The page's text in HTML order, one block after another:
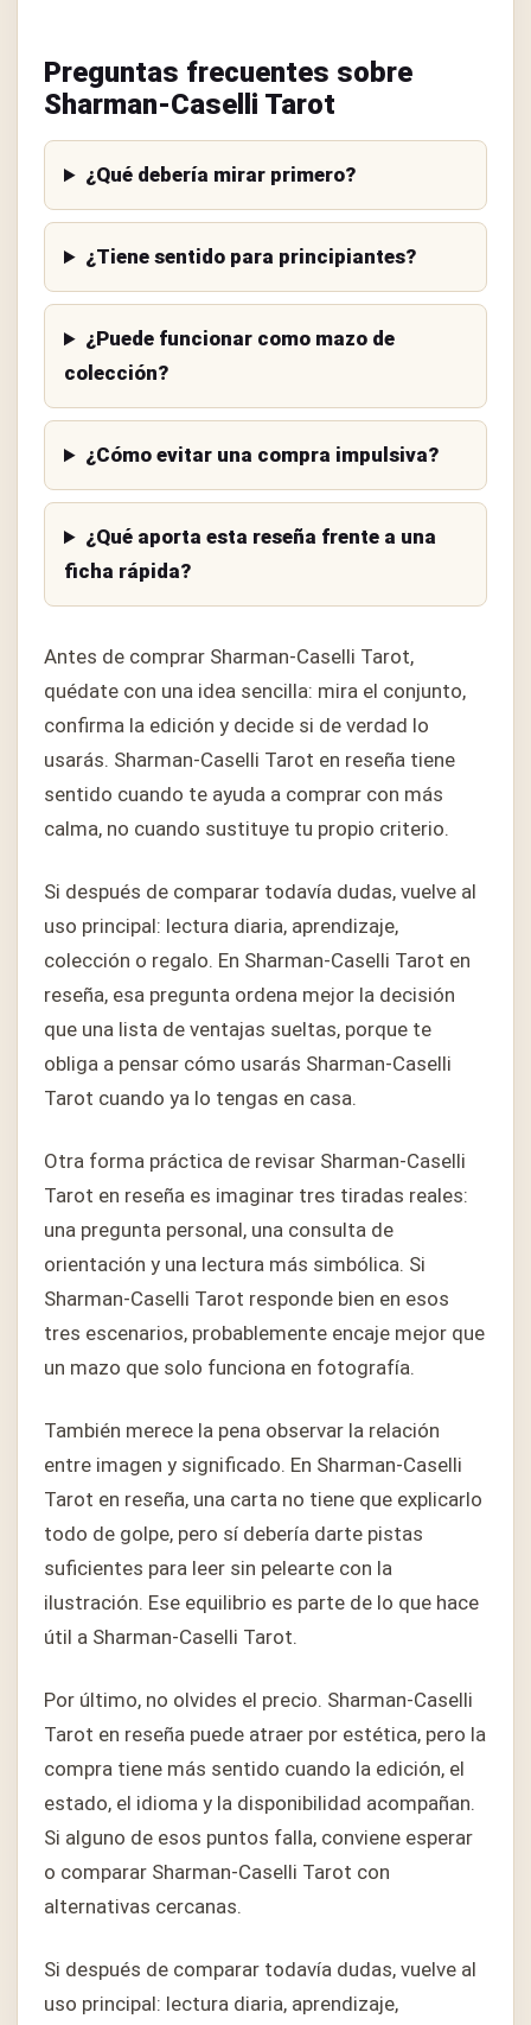
Preguntas frecuentes sobre
Sharman-Caselli Tarot
¿Qué debería mirar primero?
¿Tiene sentido para principiantes?
¿Puede funcionar como mazo de
colección?
¿Cómo evitar una compra impulsiva?
¿Qué aporta esta reseña frente a una
ficha rápida?
Antes de comprar Sharman-Caselli Tarot,
quédate con una idea sencilla: mira el conjunto,
confirma la edición y decide si de verdad lo
usarás. Sharman-Caselli Tarot en reseña tiene
sentido cuando te ayuda a comprar con más
calma, no cuando sustituye tu propio criterio.
Si después de comparar todavía dudas, vuelve al
uso principal: lectura diaria, aprendizaje,
colección o regalo. En Sharman-Caselli Tarot en
reseña, esa pregunta ordena mejor la decisión
que una lista de ventajas sueltas, porque te
obliga a pensar cómo usarás Sharman-Caselli
Tarot cuando ya lo tengas en casa.
Otra forma práctica de revisar Sharman-Caselli
Tarot en reseña es imaginar tres tiradas reales:
una pregunta personal, una consulta de
orientación y una lectura más simbólica. Si
Sharman-Caselli Tarot responde bien en esos
tres escenarios, probablemente encaje mejor que
un mazo que solo funciona en fotografía.
También merece la pena observar la relación
entre imagen y significado. En Sharman-Caselli
Tarot en reseña, una carta no tiene que explicarlo
todo de golpe, pero sí debería darte pistas
suficientes para leer sin pelearte con la
ilustración. Ese equilibrio es parte de lo que hace
útil a Sharman-Caselli Tarot.
Por último, no olvides el precio. Sharman-Caselli
Tarot en reseña puede atraer por estética, pero la
compra tiene más sentido cuando la edición, el
estado, el idioma y la disponibilidad acompañan.
Si alguno de esos puntos falla, conviene esperar
o comparar Sharman-Caselli Tarot con
alternativas cercanas.
Si después de comparar todavía dudas, vuelve al
uso principal: lectura diaria, aprendizaje,